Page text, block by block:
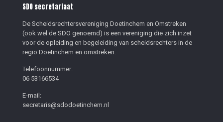
SDO secretariaat
De Scheidsrechtersvereniging Doetinchem en Omstreken
(ook wel de SDO genoemd) is een vereniging die zich inzet
voor de opleiding en begeleiding van scheidsrechters in de
regio Doetinchem en omstreken.
Telefoonnummer:
06 53166534
E-mail:
secretaris@sdodoetinchem.nl